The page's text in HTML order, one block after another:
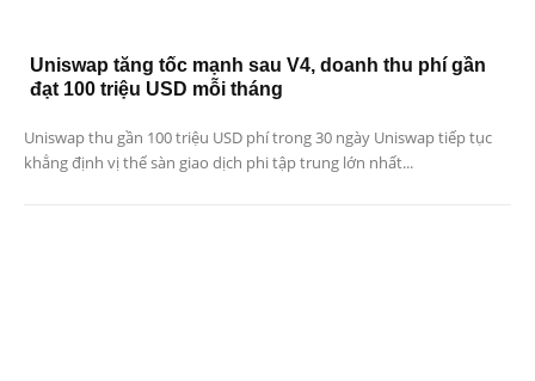
Uniswap tăng tốc mạnh sau V4, doanh thu phí gần
đạt 100 triệu USD mỗi tháng
Uniswap thu gần 100 triệu USD phí trong 30 ngày Uniswap tiếp tục
khẳng định vị thế sàn giao dịch phi tập trung lớn nhất...